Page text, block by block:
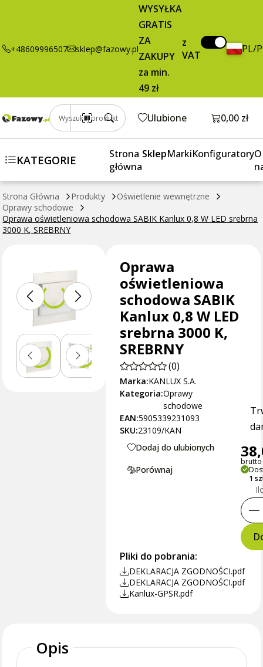
+48609996507 sklep@fazowy.pl
WYSYŁKA
GRATIS
ZA
ZAKUPY
za min.
49 zł
z
VAT
PL/
Wyszukaj produkt Ulubione Otwórz
0,00 zł
KATEGORIE
Strona
główna
SklepMarkiKonfiguratoryO
Strona Główna Produkty
Oświetlenie wewnętrzne
Oprawy schodowe
Oprawa oświetleniowa schodowa SABIK Kanlux 0,8 W LED srebrna
3000 K, SREBRNY
0,8 W LED
brutto / szt. Dodaj do koszyka
Oprawa
oświetleniowa
schodowa SABIK
Kanlux 0,8 W LED
srebrna 3000 K,
SREBRNY
(0)
Marka:KANLUX S.A.
Kategoria:Oprawy
schodowe
EAN:5905339231093
SKU:23109/KAN
Dodaj do ulubionych
Porównaj
brutto
1
Pliki do pobrania:
DEKLARACJA ZGODNOŚCI.pdf
DEKLARACJA ZGODNOŚCI.pdf
Kanlux-GPSR.pdf
Opis